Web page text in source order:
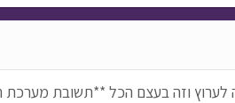
וזה בעצם הכל **תשובת